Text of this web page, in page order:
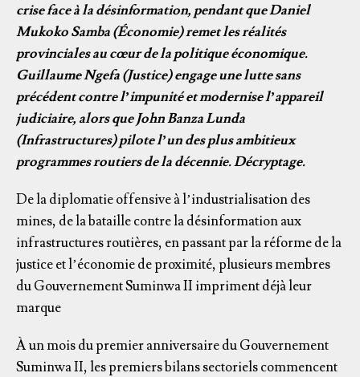
crise face à la désinformation, pendant que Daniel
Mukoko Samba (Économie) remet les réalités
provinciales au cœur de la politique économique.
Guillaume Ngefa (Justice) engage une lutte sans
précédent contre l’impunité et modernise l’appareil
judiciaire, alors que John Banza Lunda
(Infrastructures) pilote l’un des plus ambitieux
programmes routiers de la décennie. Décryptage.
De la diplomatie offensive à l’industrialisation des
mines, de la bataille contre la désinformation aux
infrastructures routières, en passant par la réforme de la
justice et l’économie de proximité, plusieurs membres
du Gouvernement Suminwa II impriment déjà leur
marque
À un mois du premier anniversaire du Gouvernement
Suminwa II, les premiers bilans sectoriels commencent